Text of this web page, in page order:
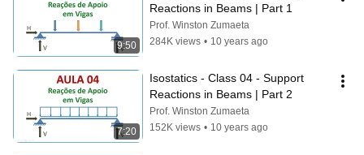
9:50
Reactions in Beams | Part 1
Prof. Winston Zumaeta
284K views • 10 years ago
7:20
Isostatics - Class 04 - Support
Reactions in Beams | Part 2
Prof. Winston Zumaeta
152K views • 10 years ago